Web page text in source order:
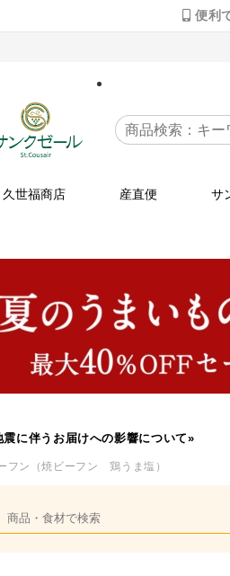
便利
久世福商店 産直便 サ
に伴うお届けへの影響について»
フン（焼ビーフン 鶏うま塩）